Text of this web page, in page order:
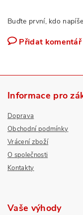
Buďte první, kdo
Přidat komentář
Informace pro
Doprava
Obchodní podmínky
Vrácení zboží
O společnosti
Kontakty
Vaše výhody